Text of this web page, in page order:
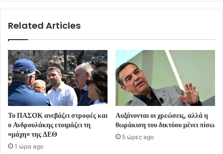
Related Articles
Το ΠΑΣΟΚ ανεβάζει στροφές και
ο Ανδρουλάκης ετοιμάζει τη
«μάχη» της ΔΕΘ
1 ώρα ago
Αυξάνονται οι χρεώσεις, αλλά η
θωράκιση του δικτύου μένει πίσω
5 ώρες ago